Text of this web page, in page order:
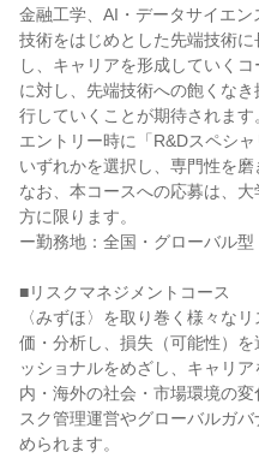
金融工学、AI・データサイエ
技術をはじめとした先端技術
し、キャリアを形成していく
に対し、先端技術への飽くな
行していくことが期待されます
エントリー時に「R&Dスペシ
いずれかを選択し、専門性を磨
なお、本コースへの応募は、
方に限ります。
ー勤務地：全国・グローバル型
■リスクマネジメントコース
〈みずほ〉を取り巻く様々な
価・分析し、損失（可能性）
ッショナルをめざし、キャリ
内・海外の社会・市場環境の
スク管理運営やグローバルガ
められます。